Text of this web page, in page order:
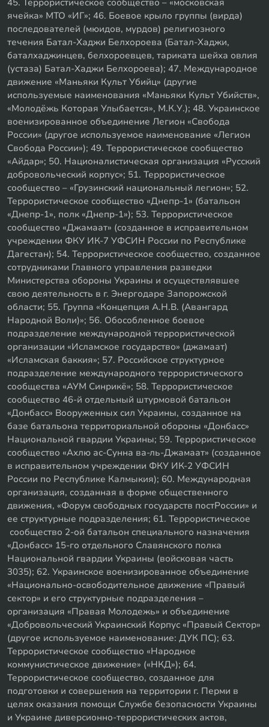
45. Террористическое сообщество – «московская
ячейка» МТО «ИГ»; 46. Боевое крыло группы (вирда)
последователей (мюидов, мурдов) религиозного
течения Батал-Хаджи Белхороева (Батал-Хаджи,
баталхаджинцев, белхороевцев, тариката шейха овлия
(устаза) Батал-Хаджи Белхороева); 47. Международное
движение «Маньяки Культ Убийц» (другие
используемые наименования «Маньяки Культ Убийств»,
«Молодёжь Которая Улыбается», М.К.У.); 48. Украинское
военизированное объединение Легион «Свобода
России» (другое используемое наименование «Легион
Свобода России»); 49. Террористическое сообщество
«Айдар»; 50. Националистическая организация «Русский
добровольческий корпус»; 51. Террористическое
сообщество – «Грузинский национальный легион»; 52.
Террористическое сообщество «Днепр-1» (батальон
«Днепр-1», полк «Днепр-1»); 53. Террористическое
сообщество «Джамаат» (созданное в исправительном
учреждении ФКУ ИК-7 УФСИН России по Республике
Дагестан); 54. Террористическое сообщество, созданное
сотрудниками Главного управления разведки
Министерства обороны Украины и осуществлявшее
свою деятельность в г. Энергодаре Запорожской
области; 55. Группа «Концепция А.Н.В. (Авангард
Народной Воли)»; 56. Обособленное боевое
подразделение международной террористической
организации «Исламское государство» (джамаат)
«Исламская баккия»; 57. Российское структурное
подразделение международного террористического
сообщества «АУМ Синрикё»; 58. Террористическое
сообщество 46-й отдельный штурмовой батальон
«Донбасс» Вооруженных сил Украины, созданное на
базе батальона территориальной обороны «Донбасс»
Национальной гвардии Украины; 59. Террористическое
сообщество «Ахлю ас-Сунна ва-ль-Джамаат» (созданное
в исправительном учреждении ФКУ ИК-2 УФСИН
России по Республике Калмыкия); 60. Международная
организация, созданная в форме общественного
движения, «Форум свободных государств постРоссии» и
ее структурные подразделения; 61. Террористическое
сообщество 2-ой батальон специального назначения
«Донбасс» 15-го отдельного Славянского полка
Национальной гвардии Украины (войсковая часть
3035); 62. Украинское военизированное объединение
«Национально-освободительное движение «Правый
сектор» и его структурные подразделения –
организация «Правая Молодежь» и объединение
«Добровольческий Украинский Корпус «Правый Сектор»
(другое используемое наименование: ДУК ПС); 63.
Террористическое сообщество «Народное
коммунистическое движение» («НКД»); 64.
Террористическое сообщество, созданное для
подготовки и совершения на территории г. Перми в
целях оказания помощи Службе безопасности Украины
и Украине диверсионно-террористических актов,